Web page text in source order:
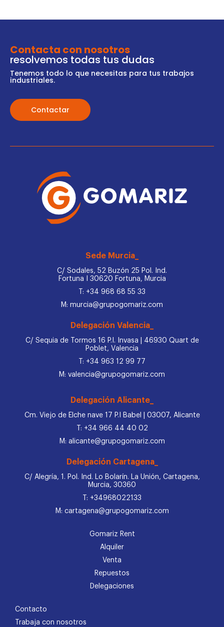
Contacta con nosotros
resolvemos todas tus dudas
Tenemos todo lo que necesitas para tus trabajos
industriales.
Contactar
Sede Murcia_
C/ Sodales, 52 Buzón 25 Pol. Ind.
Fortuna I 30620 Fortuna, Murcia
T: +34 968 68 55 33
M: murcia@grupogomariz.com
Delegación Valencia_
C/ Sequia de Tormos 16 P.I. Invasa | 46930 Quart de
Poblet, Valencia
T: +34 963 12 99 77
M: valencia@grupogomariz.com
Delegación Alicante_
Cm. Viejo de Elche nave 17 P.I Babel | 03007, Alicante
T: +34 966 44 40 02
M: alicante@grupogomariz.com
Delegación Cartagena_
C/ Alegría, 1. Pol. Ind. Lo Bolarín. La Unión, Cartagena,
Murcia, 30360
T: +34968022133
M: cartagena@grupogomariz.com
Gomariz Rent
Alquiler
Venta
Repuestos
Delegaciones
Contacto
Trabaja con nosotros